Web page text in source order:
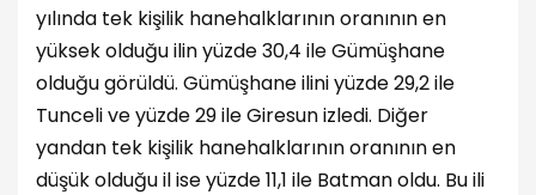
yılında tek kişilik hanehalklarının oranının en
yüksek olduğu ilin yüzde 30,4 ile Gümüşhane
olduğu görüldü. Gümüşhane ilini yüzde 29,2 ile
Tunceli ve yüzde 29 ile Giresun izledi. Diğer
yandan tek kişilik hanehalklarının oranının en
düşük olduğu il ise yüzde 11,1 ile Batman oldu. Bu ili